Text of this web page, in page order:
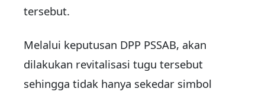
tersebut.
Melalui keputusan DPP PSSAB, akan
dilakukan revitalisasi tugu tersebut
sehingga tidak hanya sekedar simbol